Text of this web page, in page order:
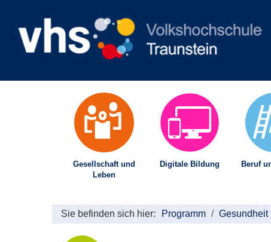
Gesellschaft und
Leben
Digitale Bildung Beruf
Sie befinden sich hier: Programm Gesundheit